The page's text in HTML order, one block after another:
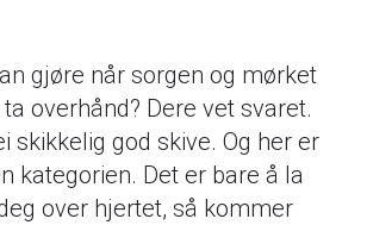
gjøre når sorgen og mørket
overhånd? Dere vet svaret.
skikkelig god skive. Og her er
kategorien. Det er bare å la
over hjertet, så kommer